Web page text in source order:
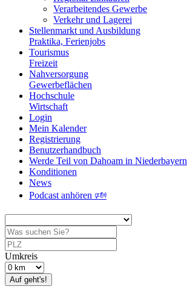
Verarbeitendes Gewerbe
Verkehr und Lagerei
Stellenmarkt und Ausbildung
Praktika, Ferienjobs
Tourismus
Freizeit
Nahversorgung
Gewerbeflächen
Hochschule
Wirtschaft
Login
Mein Kalender
Registrierung
Benutzerhandbuch
Werde Teil von Dahoam in Niederbayern
Konditionen
News
Podcast anhören 🕬
Umkreis
Auf geht's!